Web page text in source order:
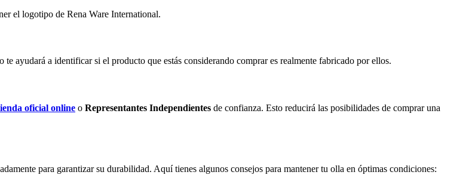
el logotipo de Rena Ware International.
ayudará a identificar si el producto que estás considerando comprar es realmente fabricado por ellos.
oficial online o Representantes Independientes de confianza. Esto reducirá las posibilidades de comprar una
para garantizar su durabilidad. Aquí tienes algunos consejos para mantener tu olla en óptimas condiciones: